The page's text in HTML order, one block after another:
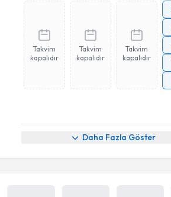
Takvim
kapalıdır
Takvim
kapalıdır
Takvim
kapalıdır
Daha Fazla Göster